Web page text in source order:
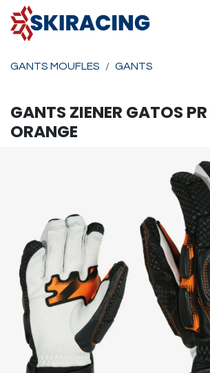
Se rendre au contenu
GANTS MOUFLES GANTS
GANTS ZIENER GATOS
ORANGE